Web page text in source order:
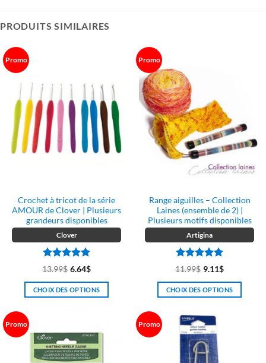
PRODUITS SIMILAIRES
Promo
Crochet à tricot de la série
AMOUR de Clover | Plusieurs
grandeurs disponibles
Clover
Note5 sur
13.99$ 6.64$
CHOIX DES OPTIONS
plusieurs
variations.
Promo
Range aiguilles – Collection
Laines (ensemble de 2) |
Plusieurs motifs disponibles
Artigina
Note5 sur
11.99$ 9.11$
CHOIX DES OPTIONS
produit
a
plusieurs
variations.
Promo Promo